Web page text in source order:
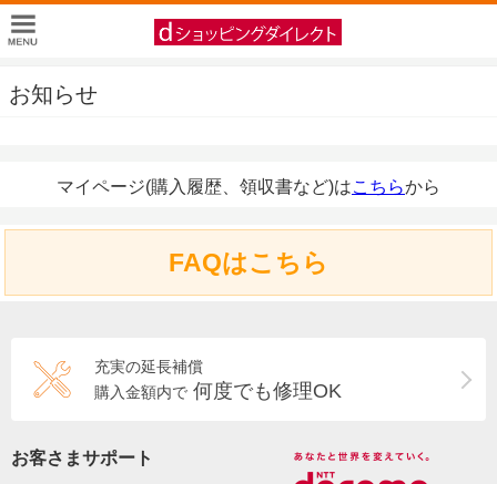
お知らせ
マイページ(購入履歴、領収書など)はこちらから
FAQはこちら
充実の延長補償
購入金額内で 何度でも修理OK
お客さまサポート